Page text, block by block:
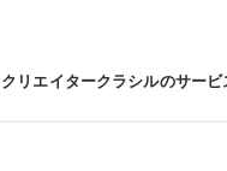
クリエイタークラシルのサービ